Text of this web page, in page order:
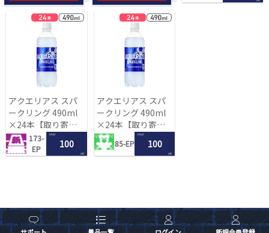
アクエリアス スパ
ークリング 490ml
×24本【取り寄せ
入荷後次第発送】
173-
EP
1 PLAY
100
LRC
アクエリアス スパ
ークリング 490ml
×24本【取り寄せ
入荷後次第発送】
85-EP
1 PLAY
100
LRC